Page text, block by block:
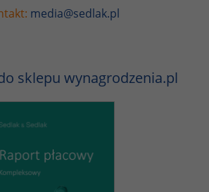
media@sedlak.pl
sklepu wynagrodzenia.pl